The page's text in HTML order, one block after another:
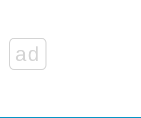
ad